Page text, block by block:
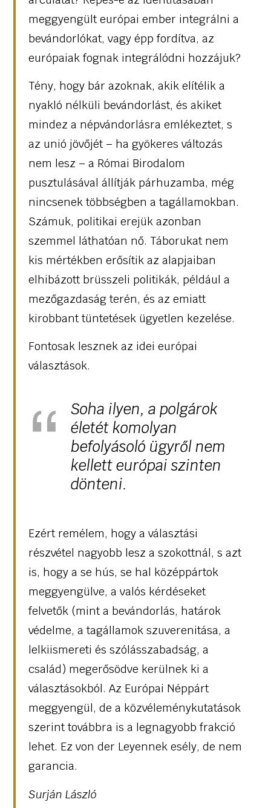
meggyengült európai ember integrálni a
bevándorlókat, vagy épp fordítva, az
európaiak fognak integrálódni hozzájuk?
Tény, hogy bár azoknak, akik elítélik a
nyakló nélküli bevándorlást, és akiket
mindez a népvándorlásra emlékeztet, s
az unió jövőjét – ha gyökeres változás
nem lesz – a Római Birodalom
pusztulásával állítják párhuzamba, még
nincsenek többségben a tagállamokban.
Számuk, politikai erejük azonban
szemmel láthatóan nő. Táborukat nem
kis mértékben erősítik az alapjaiban
elhibázott brüsszeli politikák, például a
mezőgazdaság terén, és az emiatt
kirobbant tüntetések ügyetlen kezelése.
Fontosak lesznek az idei európai
választások.
Soha ilyen, a polgárok
életét komolyan
befolyásoló ügyről nem
kellett európai szinten
dönteni.
Ezért remélem, hogy a választási
részvétel nagyobb lesz a szokottnál, s azt
is, hogy a se hús, se hal középpártok
meggyengülve, a valós kérdéseket
felvetők (mint a bevándorlás, határok
védelme, a tagállamok szuverenitása, a
lelkiismereti és szólásszabadság, a
család) megerősödve kerülnek ki a
választásokból. Az Európai Néppárt
meggyengül, de a közvéleménykutatások
szerint továbbra is a legnagyobb frakció
lehet. Ez von der Leyennek esély, de nem
garancia.
Surján László